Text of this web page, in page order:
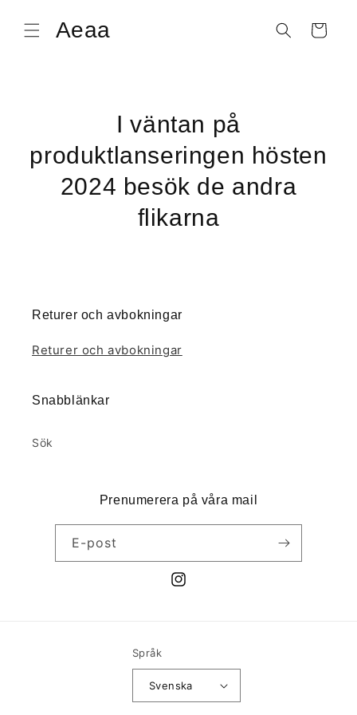
till
innehållAeaa Varukorg
I väntan på
produktlanseringen hösten
2024 besök de andra
flikarna
Returer och avbokningar
Returer och avbokningar
Snabblänkar
Sök
Prenumerera på våra mail
E-post
Instagram
Språk
Svenska